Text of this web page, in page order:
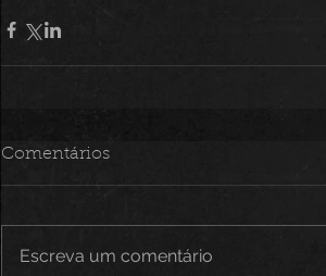
Comentários
Escreva um comentário